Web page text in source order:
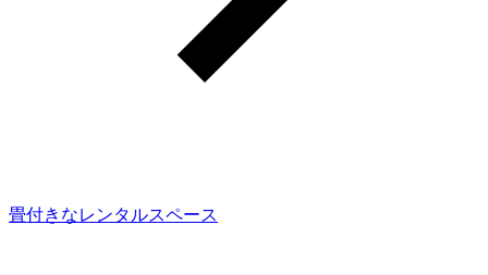
畳付きなレンタルスペース